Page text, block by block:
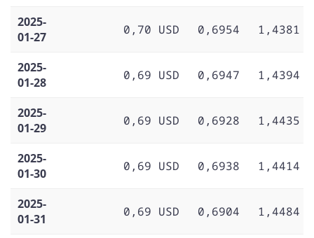
2025-
01-27
0,70 USD 0,6954 1,4381
2025-
01-28
0,69 USD 0,6947 1,4394
2025-
01-29
0,69 USD 0,6928 1,4435
2025-
01-30
0,69 USD 0,6938 1,4414
2025-
01-31
0,69 USD 0,6904 1,4484